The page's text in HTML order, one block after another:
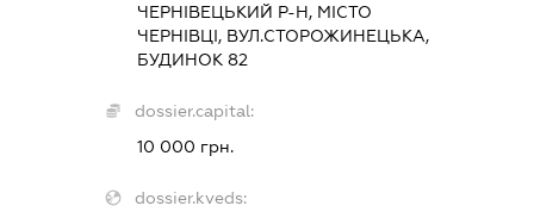
ЧЕРНІВЕЦЬКИЙ Р-Н, МІСТО
ЧЕРНІВЦІ, ВУЛ.СТОРОЖИНЕЦЬКА,
БУДИНОК 82
dossier.capital:
10 000 грн.
dossier.kveds: